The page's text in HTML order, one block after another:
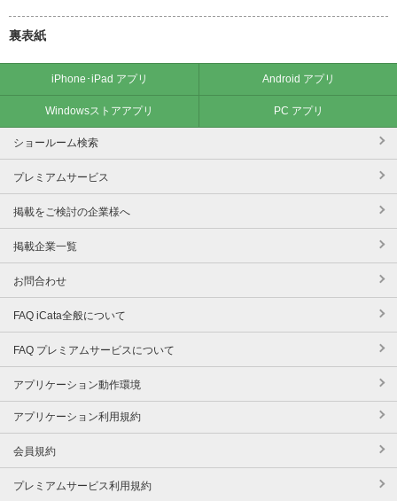
裏表紙
iPhone･iPad アプリ Android アプリ
Windowsストアアプリ PC アプリ
ショールーム検索
プレミアムサービス
掲載をご検討の企業様へ
掲載企業一覧
お問合わせ
FAQ iCata全般について
FAQ プレミアムサービスについて
アプリケーション動作環境
アプリケーション利用規約
会員規約
プレミアムサービス利用規約